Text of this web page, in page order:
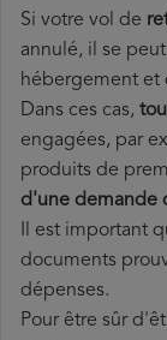
Si votre vol de
annulé, il se
hébergement et
Dans ces cas,
engagées, par
produits de
d'une demande
Il est important
documents
dépenses.
Pour être sûr